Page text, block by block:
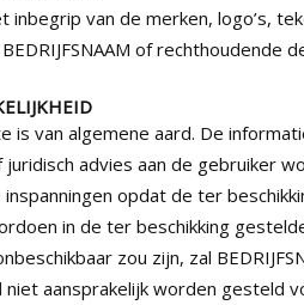
inbegrip van de merken, logo’s,
of rechthoudende
is van algemene aard. De
advies aan de gebruiker
inspanningen opdat de ter
in de ter beschikking
zou zijn, zal
niet aansprakelijk worden